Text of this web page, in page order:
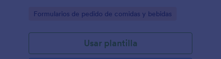
Go to Category:
Formularios de pedido de comidas y bebidas
Usar plantilla